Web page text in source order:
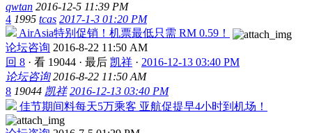
qwtan 2016-12-5 11:39 PM
4 1995 tcas 2017-1-3 01:20 PM
AirAsia特别促销！机票最低只需 RM 0.59！
论坛咨询 2016-8-22 11:50 AM
回 8 · 看 19044 · 最后 凯祥 · 2016-12-13 03:40 PM
论坛咨询 2016-8-22 11:50 AM
8 19044 凯祥 2016-12-13 03:40 PM
佳节期间料每天5万乘客 亚航促提早4小时到机场！